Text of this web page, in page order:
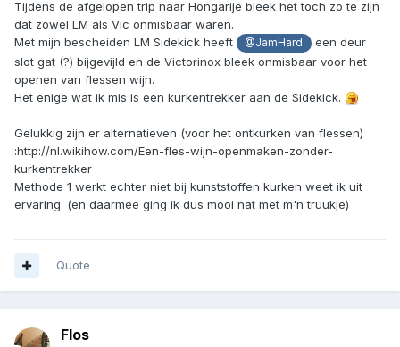
Tijdens de afgelopen trip naar Hongarije bleek het toch zo te zijn
dat zowel LM als Vic onmisbaar waren.
Met mijn bescheiden LM Sidekick heeft
@JamHard
een deur
slot gat (?) bijgevijld en de Victorinox bleek onmisbaar voor het
openen van flessen wijn.
Het enige wat ik mis is een kurkentrekker aan de Sidekick.
Gelukkig zijn er alternatieven (voor het ontkurken van flessen)
:http://nl.wikihow.com/Een-fles-wijn-openmaken-zonder-
kurkentrekker
Methode 1 werkt echter niet bij kunststoffen kurken weet ik uit
ervaring. (en daarmee ging ik dus mooi nat met m'n truukje)
Quote
Flos